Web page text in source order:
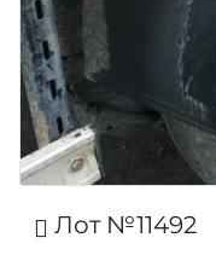
Лот №11492